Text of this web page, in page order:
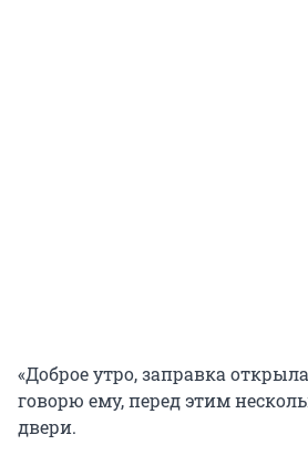
«Доброе утро, заправка
говорю ему, перед этим
двери.